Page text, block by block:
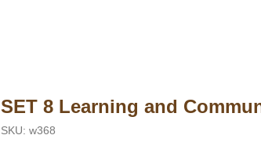
SET 8 Learning and
SKU: w368